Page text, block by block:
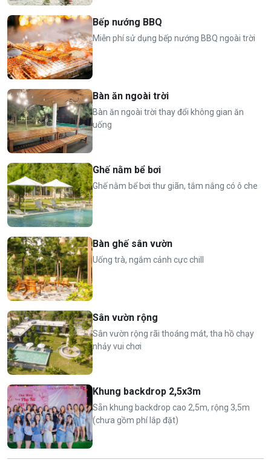
Phụ thu từ trẻ thứ 4 (dưới 5 tuổi): 100.000 VND/ bé
⏰ Nhận phòng 14h, trả phòng 12h hôm sau
Bếp nướng BBQ
Miễn phí sử dụng bếp nướng BBQ ngoài trời
Bàn ăn ngoài trời
Bàn ăn ngoài trời thay đổi không gian ăn
uống
Ghế nằm bể bơi
Ghế nằm bể bơi thư giãn, tắm nắng có ô che
Bàn ghế sân vườn
Uống trà, ngắm cảnh cực chill
Sân vườn rộng
Sân vườn rộng rãi thoáng mát, tha hồ chạy
nhảy vui chơi
Khung backdrop 2,5x3m
Sẵn khung backdrop cao 2,5m, rộng 3,5m
(chưa gồm phí lắp đặt)